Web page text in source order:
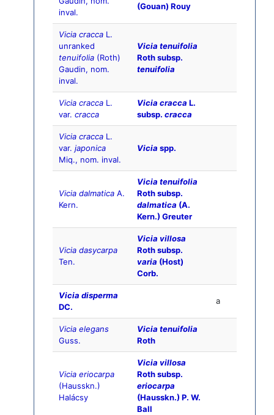
inval.
(Gouan) Rouy
Vicia cracca L.
unranked
tenuifolia (Roth)
Gaudin, nom.
inval.
Vicia tenuifolia
Roth subsp.
tenuifolia
Vicia cracca L.
var. cracca
Vicia cracca L.
subsp. cracca
Vicia cracca L.
var. japonica
Miq., nom. inval.
Vicia spp.
Vicia dalmatica A.
Kern.
Vicia tenuifolia
Roth subsp.
dalmatica (A.
Kern.) Greuter
Vicia dasycarpa
Ten.
Vicia villosa
Roth subsp.
varia (Host)
Corb.
Vicia disperma
DC.
a
Vicia elegans
Guss.
Vicia tenuifolia
Roth
Vicia eriocarpa
(Hausskn.)
Halácsy
Vicia villosa
Roth subsp.
eriocarpa
(Hausskn.) P. W.
Ball